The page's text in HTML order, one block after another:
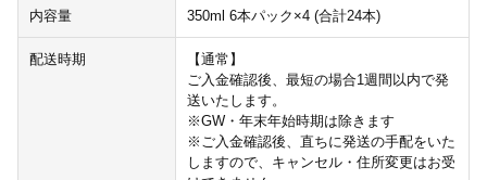
内容量 350ml 6本パック×4 (合計24本)
配送時期
【通常】
ご入金確認後、最短の場合1週間以内で発
送いたします。
※GW・年末年始時期は除きます
※ご入金確認後、直ちに発送の手配をいた
しますので、キャンセル・住所変更はお受